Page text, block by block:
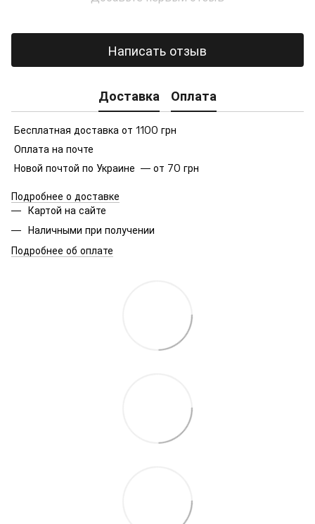
Написать отзыв
Доставка Оплата
Бесплатная доставка от 1100 грн
Оплата на почте
Новой почтой по Украине — от 70 грн
Подробнее о доставке
Картой на сайте
Наличными при получении
Подробнее об оплате